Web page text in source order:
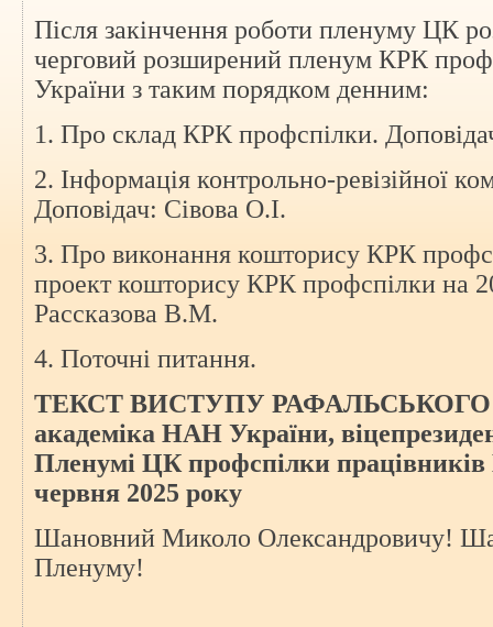
Після закінчення роботи пленуму ЦК
черговий розширений пленум КРК
України з таким порядком денним:
1. Про склад КРК профспілки.
2. Інформація контрольно-ревізійної
Доповідач: Сівова О.І.
3. Про виконання кошторису КРК
проект кошторису КРК профспілки на
Рассказова В.М.
4. Поточні питання.
ТЕКСТ ВИСТУПУ РАФАЛЬСЬКОГО
академіка НАН України,
Пленумі ЦК профспілки
червня 2025 року
Шановний Миколо Олександровичу!
Пленуму!